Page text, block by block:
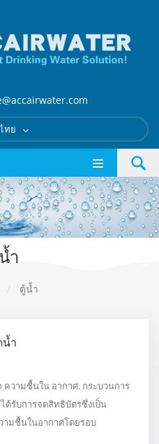
ไทย
ำ
/ ตู้น้ำ
ำ
วามชื้นใน อากาศ. กระบวนการ
ด้รับการจดสิทธิบัตรซึ่งเป็น
มชื้นในอากาศโดยรอบ